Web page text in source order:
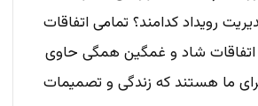
رویداد کدامند؟ تمامی اتفاقات
اتفاقات شاد و غمگین همگی حاوی
ما هستند که زندگی و تصمیمات